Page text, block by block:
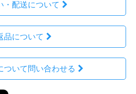
・配送について
品について
ついて問い合わせる